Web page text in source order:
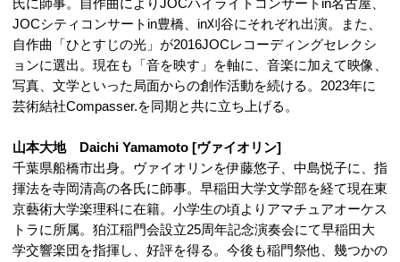
氏に師事。自作曲によりJOCハイライトコンサートin名古屋、
JOCシティコンサートin豊橋、in刈谷にそれぞれ出演。また、
自作曲「ひとすじの光」が2016JOCレコーディングセレクシ
ョンに選出。現在も「音を映す」を軸に、音楽に加えて映像、
写真、文学といった局面からの創作活動を続ける。2023年に
芸術結社Compasser.を同期と共に立ち上げる。
山本大地 Daichi Yamamoto [ヴァイオリン]
千葉県船橋市出身。ヴァイオリンを伊藤悠子、中島悦子に、指
揮法を寺岡清高の各氏に師事。早稲田大学文学部を経て現在東
京藝術大学楽理科に在籍。小学生の頃よりアマチュアオーケス
トラに所属。狛江稲門会設立25周年記念演奏会にて早稲田大
学交響楽団を指揮し、好評を得る。今後も稲門祭他、幾つかの